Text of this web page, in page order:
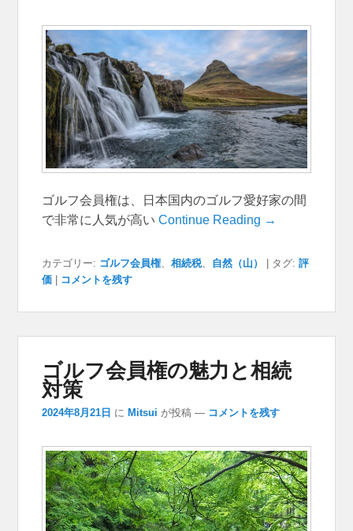
ゴルフ会員権は、日本国内のゴルフ愛好家の間
で非常に人気が高いContinue Reading →
カテゴリー: ゴルフ会員権、相続税、 自然（山） タグ: 評
価
コメントを残す
ゴルフ会員権の魅力と相続
対策
2024年8月21日 に Mitsui が投稿 — コメントを残す